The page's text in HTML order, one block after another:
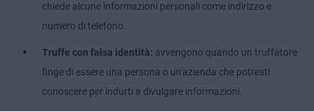
chiede alcune informazioni personali come indirizzo e
numero di telefono.
Truffe con falsa identità: avvengono quando un truffatore
finge di essere una persona o un'azienda che potresti
conoscere per indurti a divulgare informazioni.